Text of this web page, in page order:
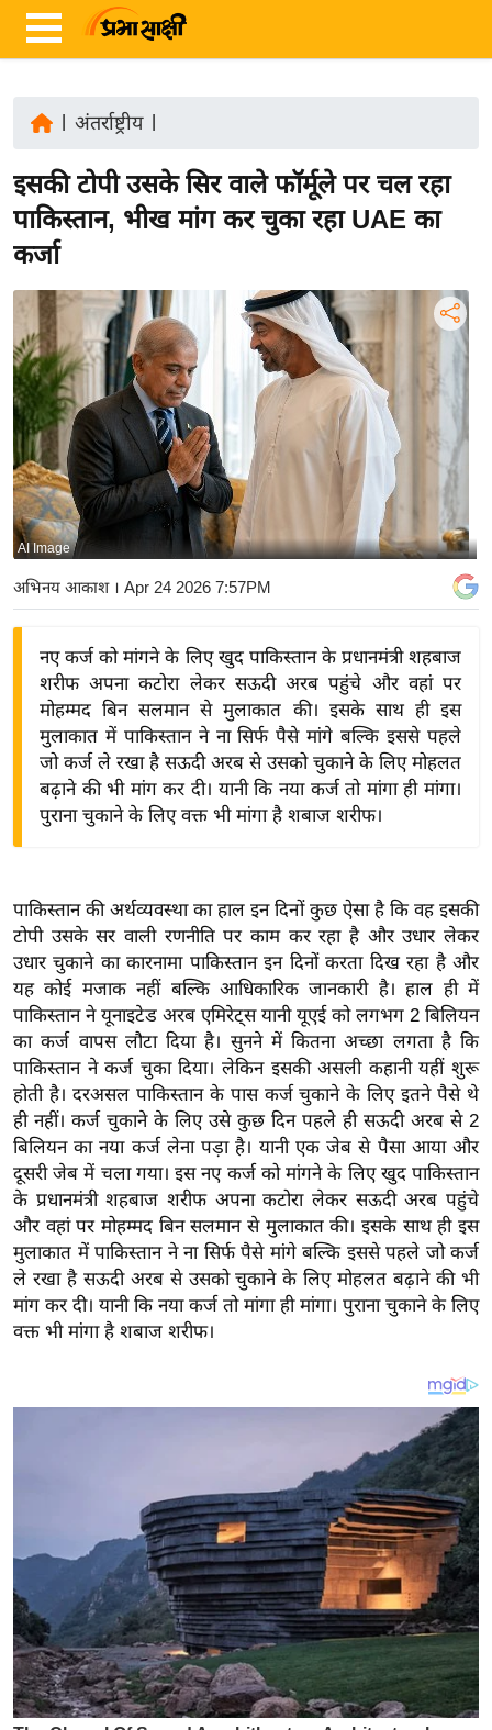
ज़ा
ख
र
ष्ट्री
य
अं
त
र्रा
ष्ट्री
य
बि
ज़
ने
द्यो
ष
ज्ञ
रा
य
ब
ज
ट
खे
ल
क्रि
के
ट
I
P
L
2
ई
-
पे
प
र
मि
अंतर्राष्ट्रीय|
इसकी टोपी उसके सिर वाले फॉर्मूले पर चल रहा
पाकिस्तान, भीख मांग कर चुका रहा UAE का
कर्जा
AI Image
अभिनय आकाश। Apr 24 2026 7:57PM
नए कर्ज को मांगने के लिए खुद पाकिस्तान के प्रधानमंत्री शहबाज
शरीफ अपना कटोरा लेकर सऊदी अरब पहुंचे और वहां पर
मोहम्मद बिन सलमान से मुलाकात की। इसके साथ ही इस
मुलाकात में पाकिस्तान ने ना सिर्फ पैसे मांगे बल्कि इससे पहले
जो कर्ज ले रखा है सऊदी अरब से उसको चुकाने के लिए मोहलत
बढ़ाने की भी मांग कर दी। यानी कि नया कर्ज तो मांगा ही मांगा।
पुराना चुकाने के लिए वक्त भी मांगा है शबाज शरीफ।
पाकिस्तान की अर्थव्यवस्था का हाल इन दिनों कुछ ऐसा है कि वह इसकी
टोपी उसके सर वाली रणनीति पर काम कर रहा है और उधार लेकर
उधार चुकाने का कारनामा पाकिस्तान इन दिनों करता दिख रहा है और
यह कोई मजाक नहीं बल्कि आधिकारिक जानकारी है। हाल ही में
पाकिस्तान ने यूनाइटेड अरब एमिरेट्स यानी यूएई को लगभग 2 बिलियन
का कर्ज वापस लौटा दिया है। सुनने में कितना अच्छा लगता है कि
पाकिस्तान ने कर्ज चुका दिया। लेकिन इसकी असली कहानी यहीं शुरू
होती है। दरअसल पाकिस्तान के पास कर्ज चुकाने के लिए इतने पैसे थे
ही नहीं। कर्ज चुकाने के लिए उसे कुछ दिन पहले ही सऊदी अरब से 2
बिलियन का नया कर्ज लेना पड़ा है। यानी एक जेब से पैसा आया और
दूसरी जेब में चला गया। इस नए कर्ज को मांगने के लिए खुद पाकिस्तान
के प्रधानमंत्री शहबाज शरीफ अपना कटोरा लेकर सऊदी अरब पहुंचे
और वहां पर मोहम्मद बिन सलमान से मुलाकात की। इसके साथ ही इस
मुलाकात में पाकिस्तान ने ना सिर्फ पैसे मांगे बल्कि इससे पहले जो कर्ज
ले रखा है सऊदी अरब से उसको चुकाने के लिए मोहलत बढ़ाने की भी
मांग कर दी। यानी कि नया कर्ज तो मांगा ही मांगा। पुराना चुकाने के लिए
वक्त भी मांगा है शबाज शरीफ।